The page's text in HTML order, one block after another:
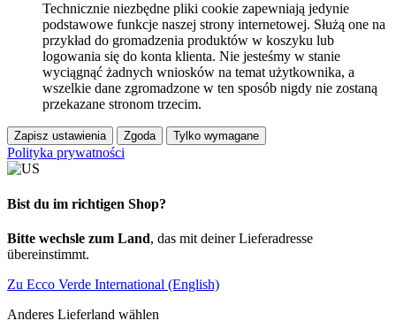
Technicznie niezbędne pliki cookie zapewniają jedynie
podstawowe funkcje naszej strony internetowej. Służą one na
przykład do gromadzenia produktów w koszyku lub
logowania się do konta klienta. Nie jesteśmy w stanie
wyciągnąć żadnych wniosków na temat użytkownika, a
wszelkie dane zgromadzone w ten sposób nigdy nie zostaną
przekazane stronom trzecim.
Zapisz ustawienia Zgoda Tylko wymagane
Polityka prywatności
Bist du im richtigen Shop?
Bitte wechsle zum Land, das mit deiner Lieferadresse
übereinstimmt.
Zu Ecco Verde International (English)
Anderes Lieferland wählen